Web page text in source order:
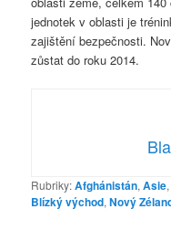
jednotek v oblasti je
zajištění bezpečnosti.
zůstat do roku 2014.
Rubriky:Afghánistán,Asie
Blízký východ,Nový